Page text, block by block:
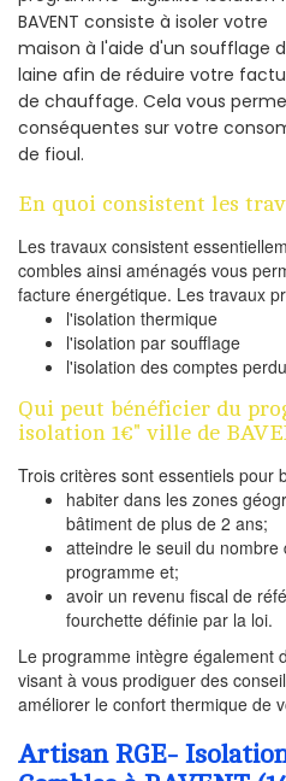
BAVENT consiste à isoler votre
maison à l'aide d'un soufflage
laine afin de réduire votre
de chauffage. Cela vous
conséquentes sur votre
de fioul.
En quoi consistent les
Les travaux consistent
combles ainsi aménagés vous
facture énergétique. Les travaux
l'isolation thermique
l'isolation par soufflage
l'isolation des comptes
Qui peut bénéficier du
isolation 1€" ville de
Trois critères sont essentiels pour
habiter dans les zones
bâtiment de plus de 2 ans;
atteindre le seuil du
programme et;
avoir un revenu fiscal de
fourchette définie par la loi.
Le programme intègre également
visant à vous prodiguer des
améliorer le confort thermique de
Artisan RGE-